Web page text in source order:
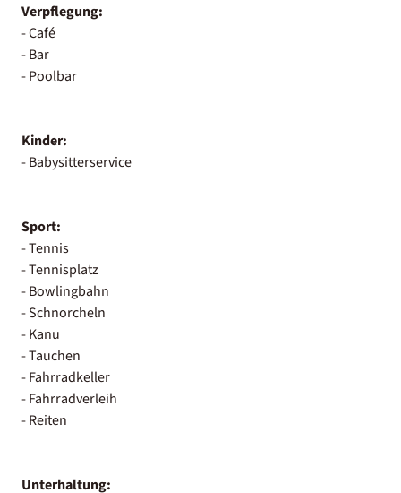
Verpflegung:
- Café
- Bar
- Poolbar
Kinder:
- Babysitterservice
Sport:
- Tennis
- Tennisplatz
- Bowlingbahn
- Schnorcheln
- Kanu
- Tauchen
- Fahrradkeller
- Fahrradverleih
- Reiten
Unterhaltung: